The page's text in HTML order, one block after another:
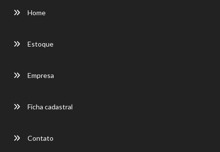
Home
Estoque
Empresa
Ficha cadastral
Contato